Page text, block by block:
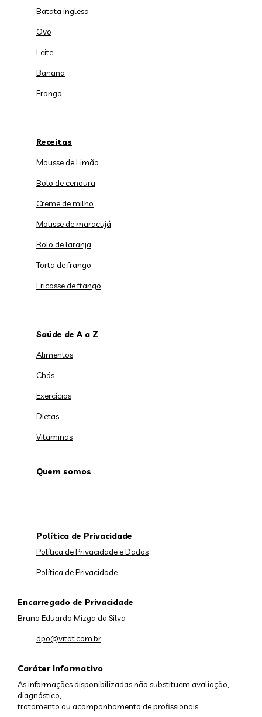
Batata inglesa
Ovo
Leite
Banana
Frango
Receitas
Mousse de Limão
Bolo de cenoura
Creme de milho
Mousse de maracujá
Bolo de laranja
Torta de frango
Fricasse de frango
Saúde de A a Z
Alimentos
Chás
Exercícios
Dietas
Vitaminas
Quem somos
Caráter Informativo
As informações disponibilizadas não substituem avaliação,
diagnóstico,
tratamento ou acompanhamento de profissionais.
Política de Privacidade
Política de Privacidade e Dados
Política de Privacidade
Encarregado de Privacidade
Bruno Eduardo Mizga da Silva
dpo@vitat.com.br